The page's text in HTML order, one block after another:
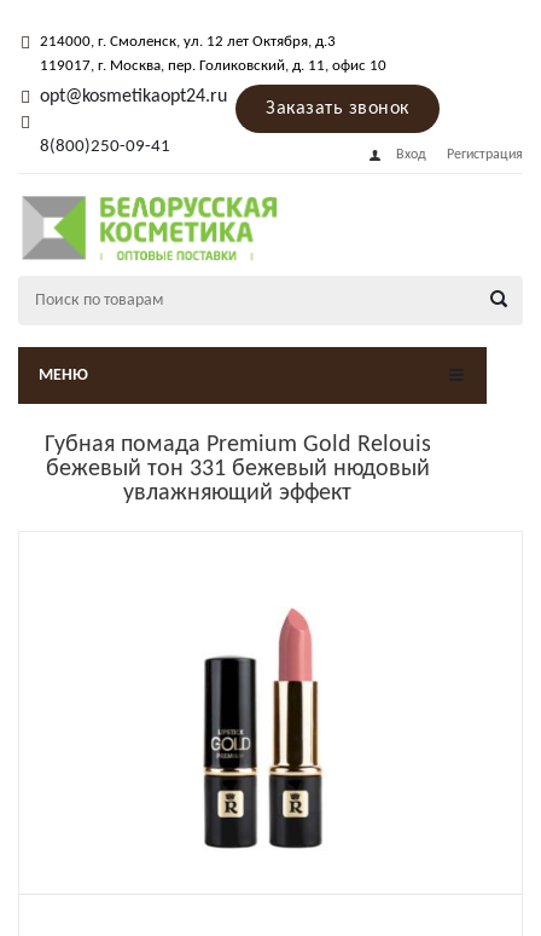
214000, г. Смоленск, ул. 12 лет Октября, д.3
119017, г. Москва, пер. Голиковский, д. 11, офис 10
opt@kosmetikaopt24.ru
8(800)250-09-41
Заказать звонок
Вход Регистрация
МЕНЮ
Губная помада Premium Gold Relouis
бежевый тон 331 бежевый нюдовый
увлажняющий эффект